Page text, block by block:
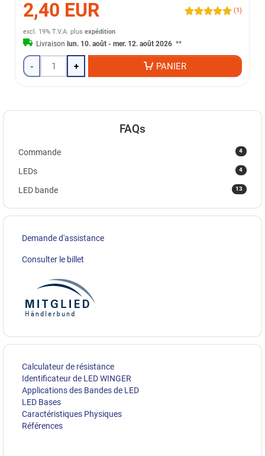
2,40 EUR (1)
excl. 19% T.V.A. plusexpédition
Livraison lun. 10. août - mer. 12. août 2026 **
- + PANIER
FAQs
4
Commande
4
LEDs
13
LED bande
Demande d'assistance
Consulter le billet
Calculateur de résistance
Identificateur de LED WINGER
Applications des Bandes de LED
LED Bases
Caractéristiques Physiques
Références